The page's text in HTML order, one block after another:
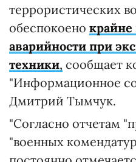
террористических
обеспокоено
аварийности при
техники, сообщает
"Информационное
Дмитрий Тымчук.
"Согласно отчетам
"военных